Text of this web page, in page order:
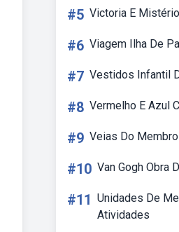
#5 Victoria E
#6 Viagem Ilha De
#7 Vestidos Infantil
#8 Vermelho E Azul
#9 Veias Do
#10 Van Gogh Obra
#11 Unidades De
Atividades